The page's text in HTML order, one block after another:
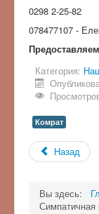
0298 2-25-82
078477107 -
Категория:
Комрат
Назад
Вы здесь: